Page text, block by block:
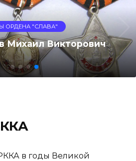
ОРДЕНА "СЛАВА"
Михаил Викторович
в годы Великой